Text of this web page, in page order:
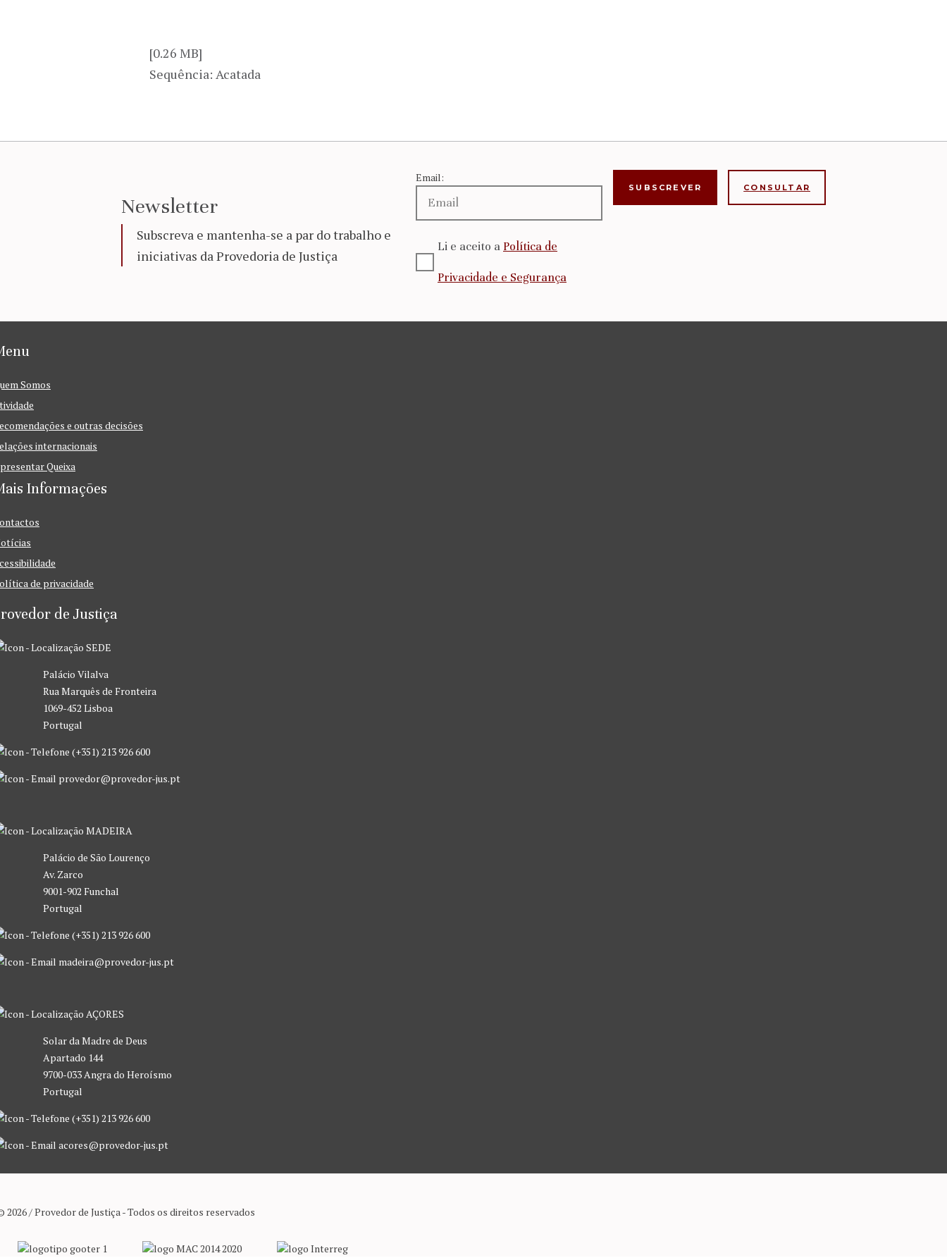
[0.26 MB]
Sequência: Acatada
Newsletter
Subscreva e mantenha-se a par do trabalho e
iniciativas da Provedoria de Justiça
Email:
Li e aceito a Política de
Privacidade e Segurança
CONSULTAR
Somos
e outras decisões
internacionais
Queixa
Informações
de privacidade
de Justiça
SEDE
Palácio Vilalva
Rua Marquês de Fronteira
1069-452 Lisboa
Portugal
(+351) 213 926 600
provedor@provedor-jus.pt
MADEIRA
Palácio de São Lourenço
Av. Zarco
9001-902 Funchal
Portugal
(+351) 213 926 600
madeira@provedor-jus.pt
AÇORES
Solar da Madre de Deus
Apartado 144
9700-033 Angra do Heroísmo
Portugal
(+351) 213 926 600
acores@provedor-jus.pt
2026 / Provedor de Justiça - Todos os direitos reservados